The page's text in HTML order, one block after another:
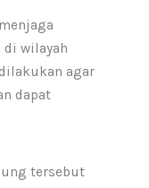
wilayah
agar
dapat
tersebut